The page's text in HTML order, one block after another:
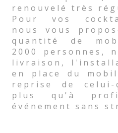
renouvelé très
Pour vos
nous vous
quantité de
2000 personnes,
livraison,
en place du
reprise de celui-
plus qu'à
événement sans